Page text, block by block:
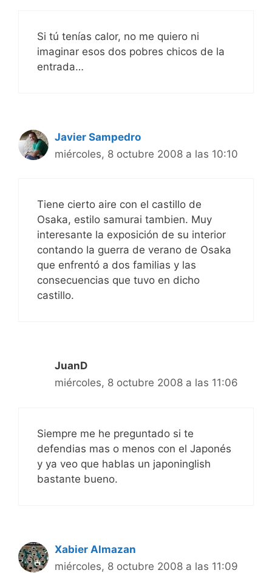
Si tú tenías calor, no me quiero ni
imaginar esos dos pobres chicos de la
entrada…
Javier Sampedro
miércoles, 8 octubre 2008 a las 10:10
Tiene cierto aire con el castillo de
Osaka, estilo samurai tambien. Muy
interesante la exposición de su interior
contando la guerra de verano de Osaka
que enfrentó a dos familias y las
consecuencias que tuvo en dicho
castillo.
JuanD
miércoles, 8 octubre 2008 a las 11:06
Siempre me he preguntado si te
defendias mas o menos con el Japonés
y ya veo que hablas un japoninglish
bastante bueno.
Xabier Almazan
miércoles, 8 octubre 2008 a las 11:09